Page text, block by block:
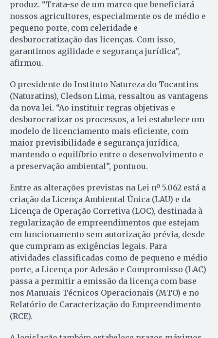
produz. “Trata-se de um marco que beneficiará
nossos agricultores, especialmente os de médio e
pequeno porte, com celeridade e
desburocratização das licenças. Com isso,
garantimos agilidade e segurança jurídica”,
afirmou.
O presidente do Instituto Natureza do Tocantins
(Naturatins), Cledson Lima, ressaltou as vantagens
da nova lei. “Ao instituir regras objetivas e
desburocratizar os processos, a lei estabelece um
modelo de licenciamento mais eficiente, com
maior previsibilidade e segurança jurídica,
mantendo o equilíbrio entre o desenvolvimento e
a preservação ambiental”, pontuou.
Entre as alterações previstas na Lei nº 5.062 está a
criação da Licença Ambiental Única (LAU) e da
Licença de Operação Corretiva (LOC), destinada à
regularização de empreendimentos que estejam
em funcionamento sem autorização prévia, desde
que cumpram as exigências legais. Para
atividades classificadas como de pequeno e médio
porte, a Licença por Adesão e Compromisso (LAC)
passa a permitir a emissão da licença com base
nos Manuais Técnicos Operacionais (MTO) e no
Relatório de Caracterização do Empreendimento
(RCE).